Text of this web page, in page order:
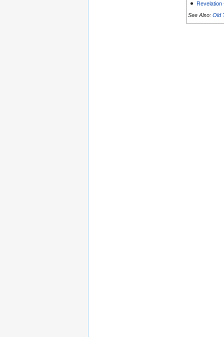
Revelation
See Also: Old